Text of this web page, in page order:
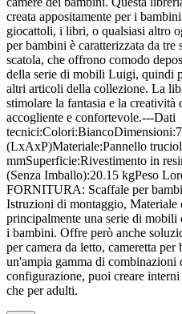
creata appositamente per i
giocattoli, i libri, o qualsiasi altro
per bambini è caratterizzata da tre
scatola, che offrono comodo
della serie di mobili Luigi, quindi
altri articoli della collezione. La
stimolare la fantasia e la
accogliente e confortevole.---Dati
(LxAxP)Materiale:Pannello
mmSuperficie:Rivestimento in
(Senza Imballo):20.15 kgPeso
FORNITURA: Scaffale per
Istruzioni di montaggio,
principalmente una serie di
i bambini. Offre però anche
per camera da letto, cameretta
un'ampia gamma di
configurazione, puoi creare
che per adulti.